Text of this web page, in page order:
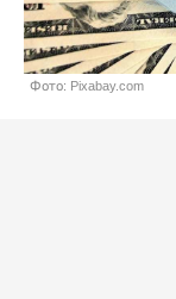
Фото: Pixabay.com